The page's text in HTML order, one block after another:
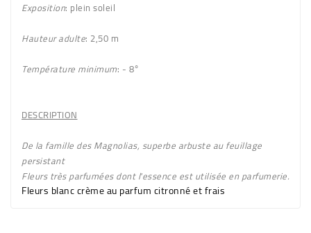
Exposition: plein soleil
Hauteur adulte: 2,50 m
Température minimum: - 8°
DESCRIPTION
De la famille des Magnolias, superbe arbuste au feuillage
persistant
Fleurs très parfumées dont l'essence est utilisée en parfumerie.
Fleurs blanc crèmeau parfumcitronné et frais